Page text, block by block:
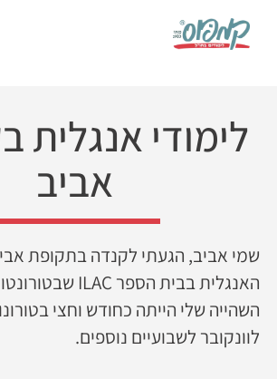
content
לימודי אנגלית
אביב
האנגלית בבית הספר ILAC שבטורונטו
השהייה שלי הייתה כחודש וחצי
לוונקובר לשבועיים נוספים.